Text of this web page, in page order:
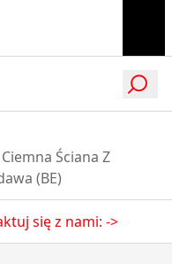
Ściana Z
(BE)
się z nami: ->